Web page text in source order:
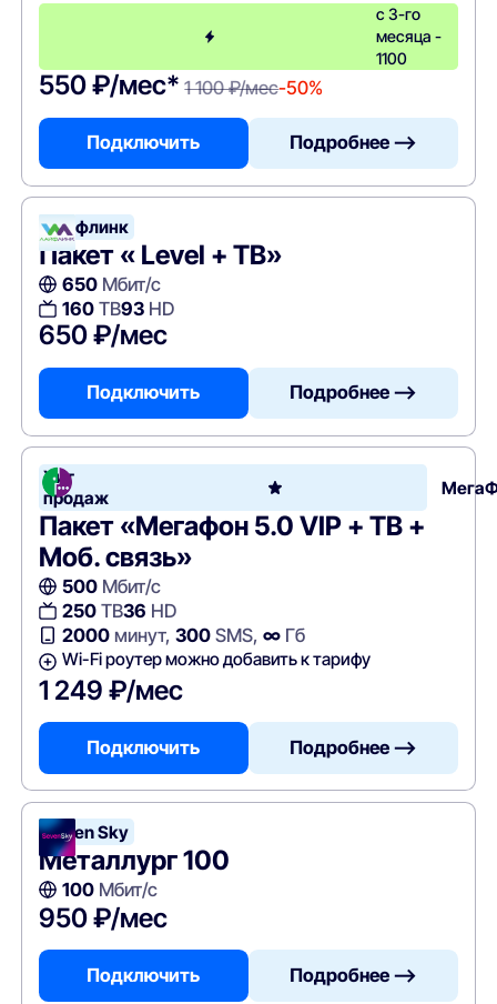
с 3-го
месяца -
1100
550 ₽/мес* 1 100 ₽/мес-50%
Подключить Подробнее —>
Лайфлинк
Пакет « Level + ТВ»
650Мбит/с
160ТВ93HD
650 ₽/мес
Подключить Подробнее —>
Хит
продаж
Пакет «Мегафон 5.0 VIP + ТВ +
Моб. связь»
500Мбит/с
250ТВ36 HD
2000минут, 300SMS, ∞Гб
Wi-Fi роутер можно добавить к тарифу
1 249 ₽/мес
Подключить Подробнее —>
Seven Sky
Металлург 100
100Мбит/с
950 ₽/мес
Подключить Подробнее —>